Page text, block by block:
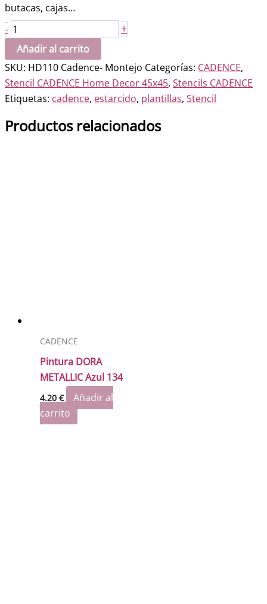
butacas, cajas…
- Stencil
MANDALA
45x45cm
cantidad
+
Añadir al carrito
SKU: HD110 Cadence- Montejo Categorías: CADENCE,
Stencil CADENCE Home Decor 45x45, Stencils CADENCE
Etiquetas: cadence, estarcido, plantillas, Stencil
Productos relacionados
CADENCE
Pintura DORA
METALLIC Azul 134
4.20€
Añadir al
carrito